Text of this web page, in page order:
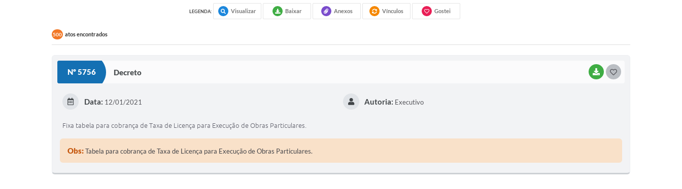
LEGENDA: Visualizar Baixar Anexos Vínculos Gostei
500 atos encontrados
Nº 5756 Decreto BAIXAR
Data: 12/01/2021 Autoria: Executivo
Fixa tabela para cobrança de Taxa de Licença para Execução de Obras Particulares.
Obs:Tabela para cobrança de Taxa de Licença para Execução de Obras Particulares.